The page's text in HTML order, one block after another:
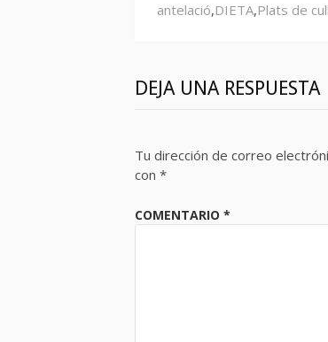
antelació,DIETA,Plats de
DEJA UNA RESPUESTA
Tu dirección de correo
con *
COMENTARIO *